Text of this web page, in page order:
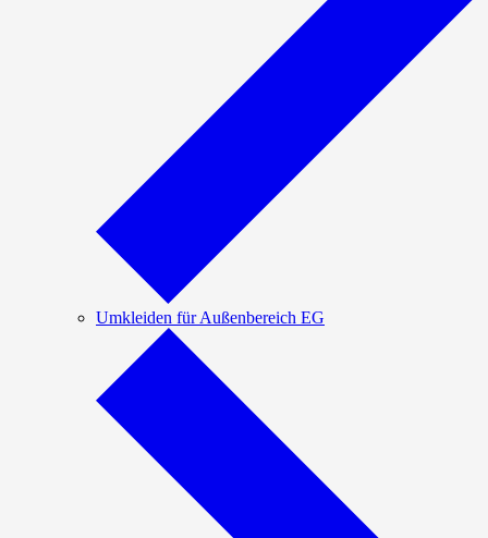
Umkleiden für Außenbereich EG